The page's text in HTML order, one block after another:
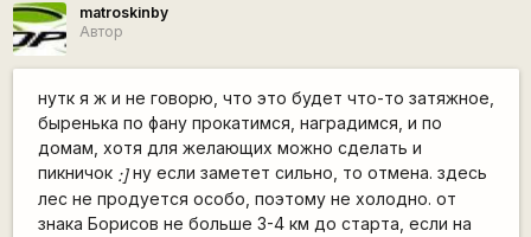
matroskinby
Автор
нутк я ж и не говорю, что это будет что-то затяжное,
быренька по фану прокатимся, наградимся, и по
домам, хотя для желающих можно сделать и
пикничок :]ну если заметет сильно, то отмена. здесь
лес не продуется особо, поэтому не холодно. от
знака Борисов не больше 3-4 км до старта, если на